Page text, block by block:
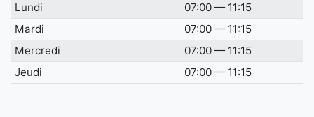
Lundi
07:00 — 11:15
Mardi
07:00 — 11:15
Mercredi
07:00 — 11:15
Jeudi
07:00 — 11:15